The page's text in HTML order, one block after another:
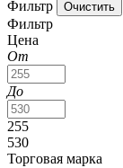
Фильтр
Фильтр
Цена
От
До
255
530
Торговая марка